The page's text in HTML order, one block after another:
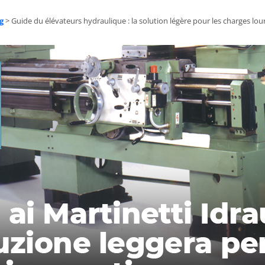
>Guide du élévateurs hydraulique : la solution légère pour les charges